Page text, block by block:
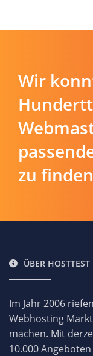
Wir
zu
ÜBER HOSTTEST
Im Jahr 2006
Webhosting
machen. Mit
10.000